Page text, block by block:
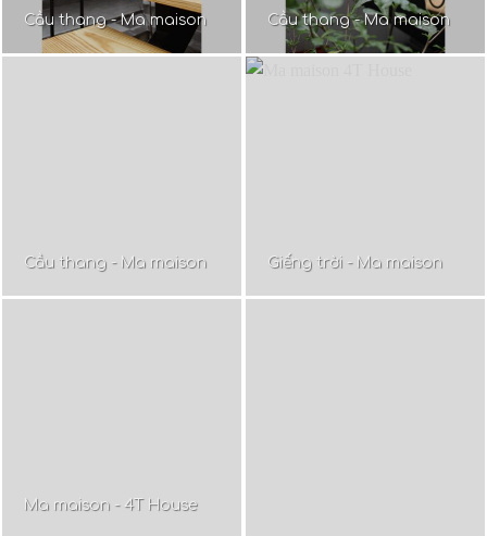
Cầu thang - Ma maison Cầu thang - Ma maison
Cầu thang - Ma maison Giếng trời - Ma maison
Ma maison - 4T House